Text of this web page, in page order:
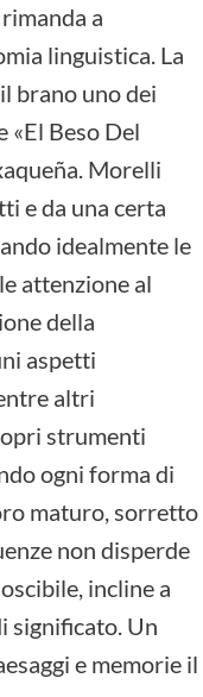
a
linguistica. La
brano uno dei
«El Beso Del
Morelli
e da una certa
idealmente le
attenzione al
della
aspetti
altri
strumenti
ogni forma di
maturo, sorretto
non disperde
incline a
significato. Un
e memorie il